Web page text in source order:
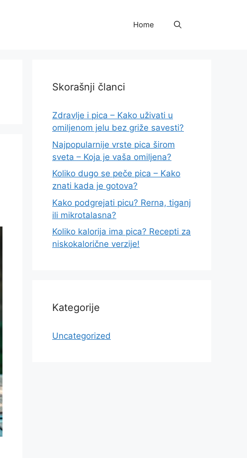
Home
Skorašnji članci
Zdravlje i pica – Kako uživati u
omiljenom jelu bez griže savesti?
Najpopularnije vrste pica širom
sveta – Koja je vaša omiljena?
Koliko dugo se peče pica – Kako
znati kada je gotova?
Kako podgrejati picu? Rerna, tiganj
ili mikrotalasna?
Koliko kalorija ima pica? Recepti za
niskokalorične verzije!
Kategorije
Uncategorized